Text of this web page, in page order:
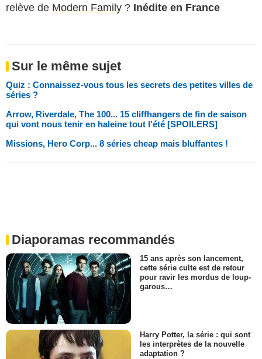
relève de Modern Family ? Inédite en France
Sur le même sujet
Quiz : Connaissez-vous tous les secrets des petites villes de
séries ?
Arrow, Riverdale, The 100... 15 cliffhangers de fin de saison
qui vont nous tenir en haleine tout l'été [SPOILERS]
Missions, Hero Corp... 8 séries cheap mais bluffantes !
Diaporamas recommandés
15 ans après son lancement,
cette série culte est de retour
pour ravir les mordus de loup-
garous…
Harry Potter, la série : qui sont
les interprètes de la nouvelle
adaptation ?